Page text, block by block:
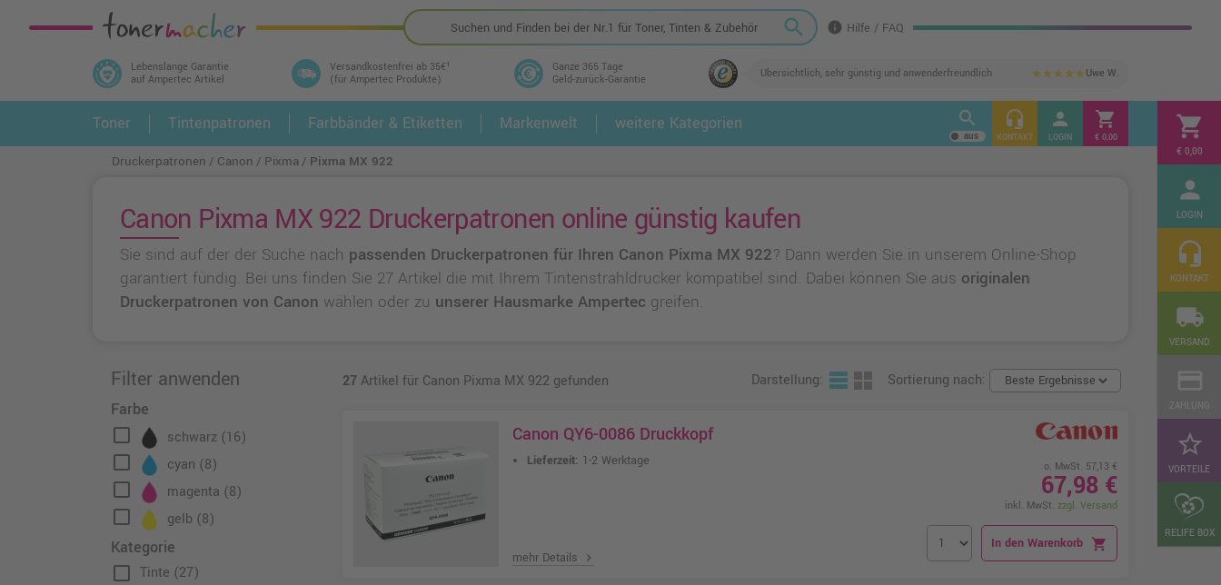
search info Hilfe / FAQ
Lebenslange Garantie
auf Ampertec Artikel
Versandkostenfrei ab 35€¹
(für Ampertec Produkte)
Ganze 365 Tage
Geld-zurück-Garantie
Übersichtlich, sehr günstig und anwenderfreundlich star star star star star Uwe W.
shopping_cart
€ 0,00
person
LOGIN
headset_mic
KONTAKT
local_shipping
VERSAND
star_border
VORTEILE
RELIFE BOX
In 3 einfachen Schritten ihr Druckermodell
und alle dazu passenden Artikel finden ➤ 1. 2.
Toner Tintenpatronen Farbbänder & Etiketten Markenwelt weitere Kategorien search headset_mic
KONTAKT
person
LOGIN
shopping_cart
€ 0,00
Druckerpatronen Canon Pixma Pixma MX 922
Canon Pixma MX 922 Druckerpatronen online günstig kaufen
Sie sind auf der der Suche nach passenden Druckerpatronen für Ihren Canon Pixma MX 922? Dann werden Sie in unserem Online-Shop
garantiert fündig. Bei uns finden Sie 27 Artikel die mit Ihrem Tintenstrahldrucker kompatibel sind. Dabei können Sie aus originalen
Druckerpatronen von Canon wählen oder zu unserer Hausmarke Ampertec greifen.
Filter anwenden
Farbe
check_box_outline_blank schwarz (16)
check_box_outline_blank cyan (8)
check_box_outline_blank magenta (8)
check_box_outline_blank gelb (8)
Kategorie
check_box_outline_blank Tinte (27)
27Artikel für Canon Pixma MX 922 gefunden Darstellung: Sortierung nach:
Canon QY6-0086 Druckkopf
Lieferzeit: 1-2 Werktage
mehr Details chevron_right
o. MwSt. 57,13 €
67,98 €
inkl. MwSt. zzgl. Versand
In den Warenkorb shopping_cart